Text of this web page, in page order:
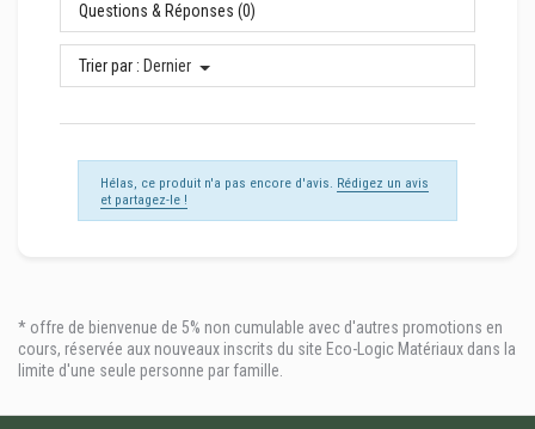
Questions & Réponses (0)
Trier par : Dernier
Hélas, ce produit n'a pas encore d'avis. Rédigez un avis
et partagez-le !
* offre de bienvenue de 5% non cumulable avec d'autres promotions en
cours, réservée aux nouveaux inscrits du site Eco-Logic Matériaux dans la
limite d'une seule personne par famille.